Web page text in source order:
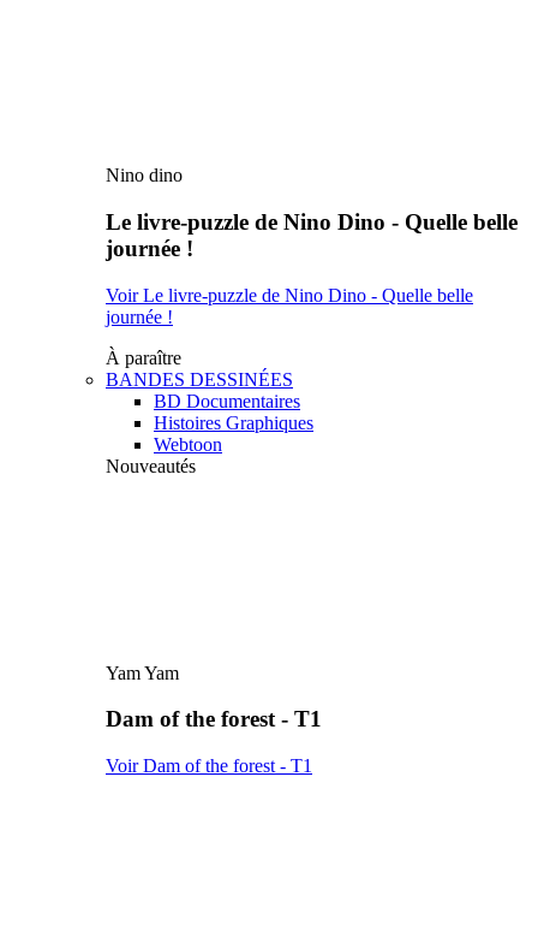
Nino dino
Le livre-puzzle de Nino Dino - Quelle belle
journée !
Voir Le livre-puzzle de Nino Dino - Quelle belle
journée !
À paraître
BANDES DESSINÉES
BD Documentaires
Histoires Graphiques
Webtoon
Nouveautés
Yam Yam
Dam of the forest - T1
Voir Dam of the forest - T1